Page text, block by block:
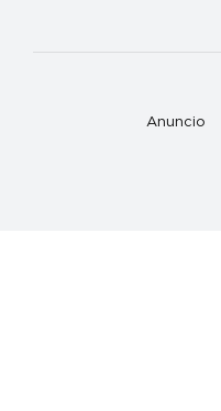
Anuncio